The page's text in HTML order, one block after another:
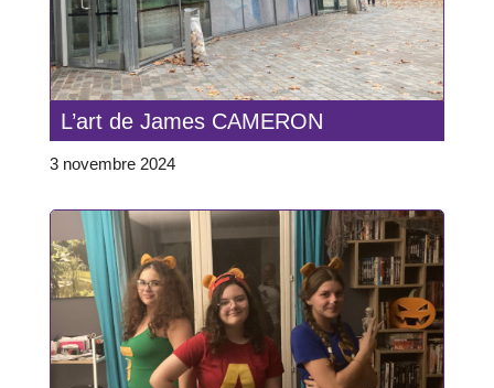
L’art de James CAMERON
3 novembre 2024